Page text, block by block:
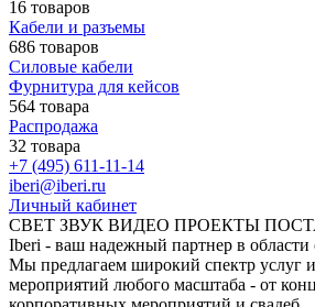
16 товаров
Кабели и разъемы
686 товаров
Силовые кабели
Фурнитура для кейсов
564 товара
Распродажа
32 товара
+7 (495) 611-11-14
iberi@iberi.ru
Личный кабинет
СВЕТ ЗВУК ВИДЕО ПРОЕКТЫ
Iberi - ваш надежный партнер в области
Мы предлагаем широкий спектр услуг
мероприятий любого масштаба - от